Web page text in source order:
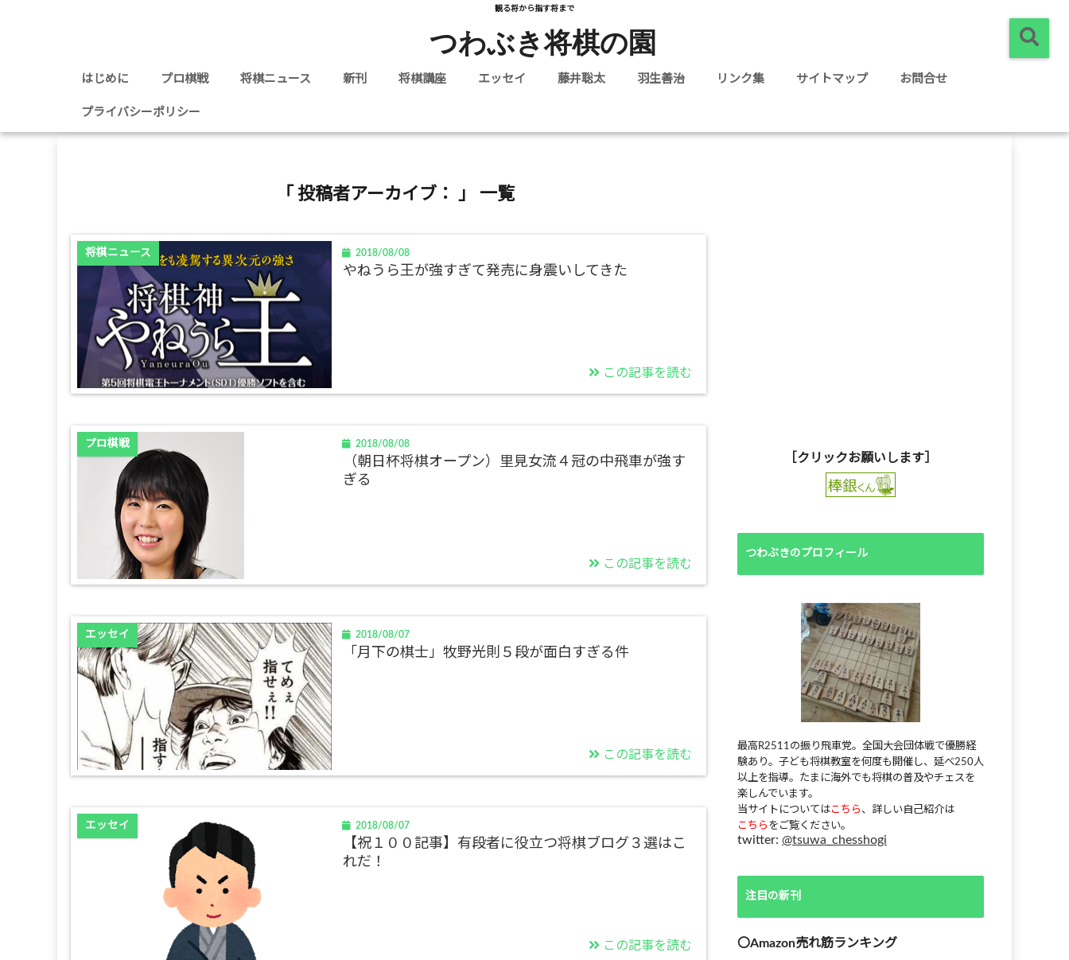
観る将から指す将まで
つわぶき将棋の園
はじめに プロ棋戦 将棋ニュース 新刊 将棋講座 エッセイ 藤井聡太 羽生善治 リンク集 サイトマップ お問合せ
プライバシーポリシー
「 投稿者アーカイブ： 」 一覧
将棋ニュース 2018/08/08
やねうら王が強すぎて発売に身震いしてきた
この記事を読む
プロ棋戦 2018/08/08
（朝日杯将棋オープン）里見女流４冠の中飛車が強す
ぎる
この記事を読む
エッセイ 2018/08/07
「月下の棋士」牧野光則５段が面白すぎる件
この記事を読む
エッセイ 2018/08/07
【祝１００記事】有段者に役立つ将棋ブログ３選はこ
れだ！
この記事を読む
［クリックお願いします］
つわぶきのプロフィール
最高R2511の振り飛車党。全国大会団体戦で優勝経
験あり。子ども将棋教室を何度も開催し、延べ250人
以上を指導。たまに海外でも将棋の普及やチェスを
楽しんでいます。
当サイトについてはこちら 、詳しい自己紹介は
こちら をご覧ください。
twitter: @tsuwa_chesshogi
注目の新刊
〇Amazon売れ筋ランキング